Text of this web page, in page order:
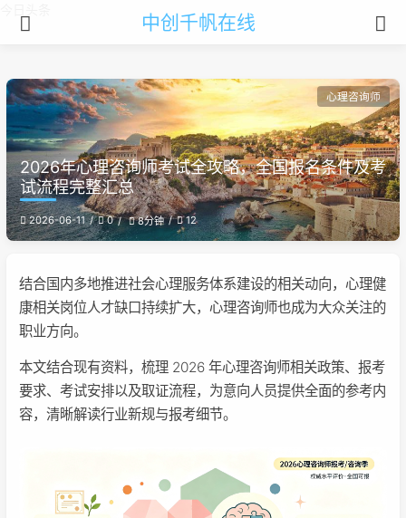
中创千帆在线
心理咨询师
2026年心理咨询师考试全攻略，全国报名条件及考
试流程完整汇总
2026-06-11 0 8分钟 12
结合国内多地推进社会心理服务体系建设的相关动向，心理健
康相关岗位人才缺口持续扩大，心理咨询师也成为大众关注的
职业方向。
本文结合现有资料，梳理 2026 年心理咨询师相关政策、报考
要求、考试安排以及取证流程，为意向人员提供全面的参考内
容，清晰解读行业新规与报考细节。